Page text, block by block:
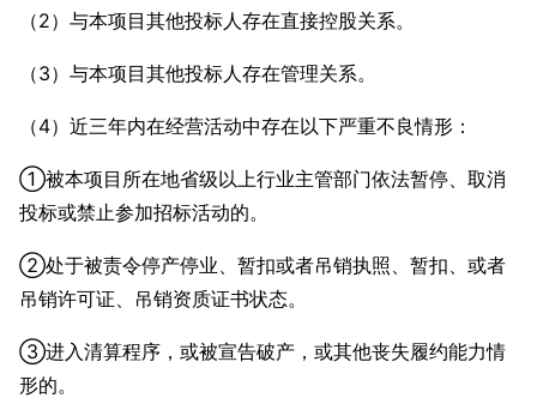
（2）与本项目其他投标人存在直接控股关系。
（3）与本项目其他投标人存在管理关系。
（4）近三年内在经营活动中存在以下严重不良情形：
①被本项目所在地省级以上行业主管部门依法暂停、取消
投标或禁止参加招标活动的。
②处于被责令停产停业、暂扣或者吊销执照、暂扣、或者
吊销许可证、吊销资质证书状态。
③进入清算程序，或被宣告破产，或其他丧失履约能力情
形的。